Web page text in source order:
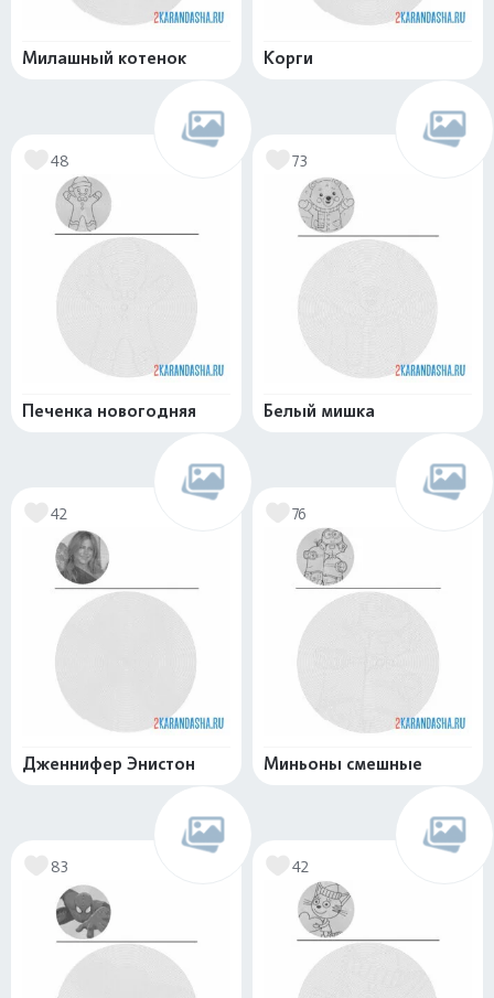
Милашный котенок Корги
48
Печенка новогодняя
73
Белый мишка
42
Дженнифер Энистон
76
Миньоны смешные
83 42